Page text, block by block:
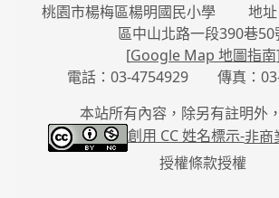
桃園市楊梅區楊明國民小學 地址
區中山北路一段390巷50
[Google Map 地圖指南]
電話：03-4754929 傳真：
本站所有內容，除另有註明外
創用 CC 姓名標示-非商
授權條款授權